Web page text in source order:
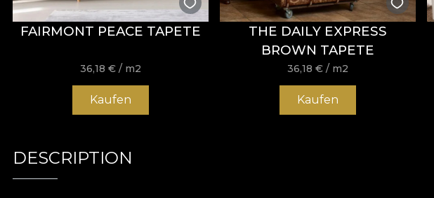
FAIRMONT PEACE TAPETE
36,18€ / m2
Kaufen
THE DAILY EXPRESS
BROWN TAPETE
36,18€ / m2
Kaufen
DESCRIPTION